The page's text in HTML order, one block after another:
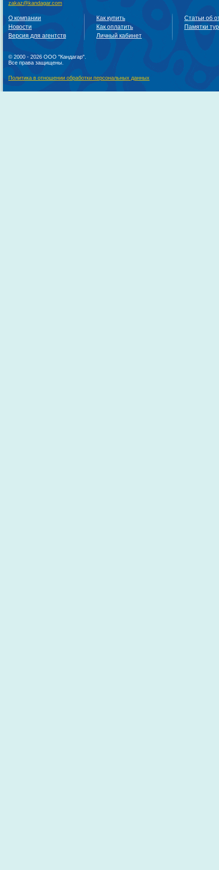
zakaz@kandagar.com
О компании
Новости
Версия для агентств
Как купить
Как оплатить
Личный кабинет
Статьи об
Памятки
© 2000 - 2026 ООО "Кандагар".
Все права защищены.
Политика в отношении обработки персональных данных